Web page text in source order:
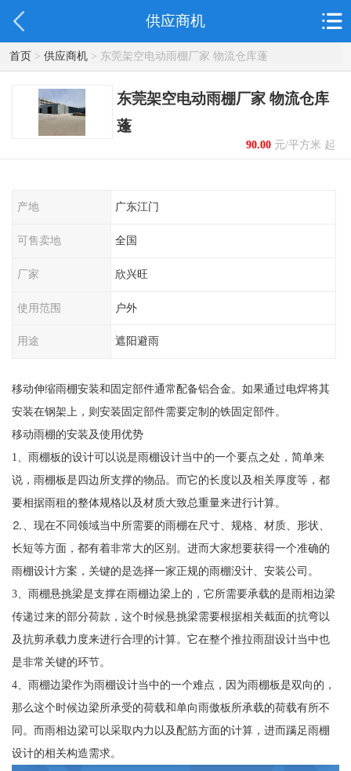
供应商机
首页> 供应商机> 东莞架空电动雨棚厂家 物流仓库蓬
东莞架空电动雨棚厂家 物流仓库
蓬
90.00元/平方米 起
产地 广东江门
可售卖地 全国
厂家 欣兴旺
使用范围 户外
用途 遮阳避雨
移动伸缩雨棚安装和固定部件通常配备铝合金。如果通过电焊将其
安装在钢架上，则安装固定部件需要定制的铁固定部件。
移动雨棚的安装及使用优势
1、雨棚板的设计可以说是雨棚设计当中的一个要点之处，简单来
说，雨棚板是四边所支撑的物品。而它的长度以及相关厚度等，都
要相据雨租的整体规格以及材质大致总重量来进行计算。
⒉、现在不同领域当中所需要的雨棚在尺寸、规格、材质、形状、
长短等方面，都有着非常大的区别。进而大家想要获得一个准确的
雨棚设计方案，关键的是选择一家正规的雨棚没计、安装公司。
3、雨棚悬挑梁是支撑在雨棚边梁上的，它所需要承载的是雨相边梁
传递过来的部分荷款，这个时候悬挑梁需要根据相关截面的抗弯以
及抗剪承载力度来进行合理的计算。它在整个推拉雨甜设计当中也
是非常关键的环节。
4、雨棚边梁作为雨棚设计当中的一个难点，因为雨棚板是双向的，
那么这个时候边梁所承受的荷载和单向雨傲板所承载的荷载有所不
同。而雨相边梁可以采取内力以及配筋方面的计算，进而蹒足雨棚
设计的相关构造需求。